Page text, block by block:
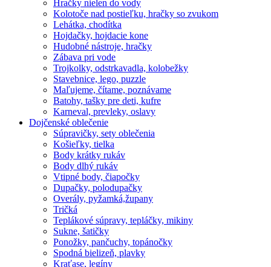
Hračky nielen do vody
Kolotoče nad postieľku, hračky so zvukom
Lehátka, chodítka
Hojdačky, hojdacie kone
Hudobné nástroje, hračky
Zábava pri vode
Trojkolky, odstrkavadla, kolobežky
Stavebnice, lego, puzzle
Maľujeme, čítame, poznávame
Batohy, tašky pre deti, kufre
Karneval, prevleky, oslavy
Dojčenské oblečenie
Súpravičky, sety oblečenia
Košieľky, tielka
Body krátky rukáv
Body dlhý rukáv
Vtipné body, čiapočky
Dupačky, polodupačky
Overály, pyžamká,župany
Tričká
Teplákové súpravy, tepláčky, mikiny
Sukne, šatičky
Ponožky, pančuchy, topánočky
Spodná bielizeň, plavky
Kraťase, legíny